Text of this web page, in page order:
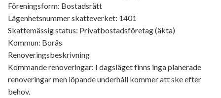
Föreningsform: Bostadsrätt
Lägenhetsnummer skatteverket: 1401
Skattemässig status: Privatbostadsföretag (äkta)
Kommun: Borås
Renoveringsbeskrivning
Kommande renoveringar: I dagsläget finns inga planerade
renoveringar men löpande underhåll kommer att ske efter
behov.